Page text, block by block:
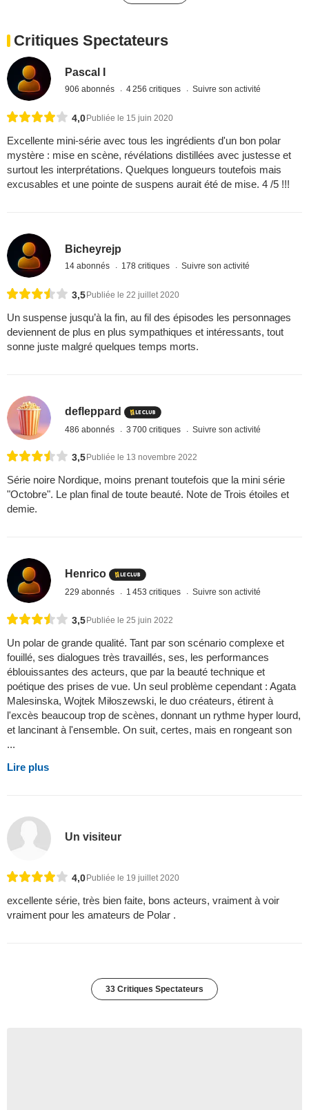
Critiques Spectateurs
Pascal I
906 abonnés 4 256 critiques Suivre son activité
4,0Publiée le 15 juin 2020
Excellente mini-série avec tous les ingrédients d'un bon polar
mystère : mise en scène, révélations distillées avec justesse et
surtout les interprétations. Quelques longueurs toutefois mais
excusables et une pointe de suspens aurait été de mise. 4 /5 !!!
Bicheyrejp
14 abonnés 178 critiques Suivre son activité
3,5 Publiée le 22 juillet 2020
Un suspense jusqu’à la fin, au fil des épisodes les personnages
deviennent de plus en plus sympathiques et intéressants, tout
sonne juste malgré quelques temps morts.
defleppard
486 abonnés 3 700 critiques Suivre son activité
3,5 Publiée le 13 novembre 2022
Série noire Nordique, moins prenant toutefois que la mini série
"Octobre". Le plan final de toute beauté. Note de Trois étoiles et
demie.
Henrico
229 abonnés 1 453 critiques Suivre son activité
3,5Publiée le 25 juin 2022
Un polar de grande qualité. Tant par son scénario complexe et
fouillé, ses dialogues très travaillés, ses, les performances
éblouissantes des acteurs, que par la beauté technique et
poétique des prises de vue. Un seul problème cependant : Agata
Malesinska, Wojtek Miłoszewski, le duo créateurs, étirent à
l'excès beaucoup trop de scènes, donnant un rythme hyper lourd,
et lancinant à l'ensemble. On suit, certes, mais en rongeant son
...
Lire plus
Un visiteur
4,0Publiée le 19 juillet 2020
excellente série, très bien faite, bons acteurs, vraiment à voir
vraiment pour les amateurs de Polar .
33 Critiques Spectateurs